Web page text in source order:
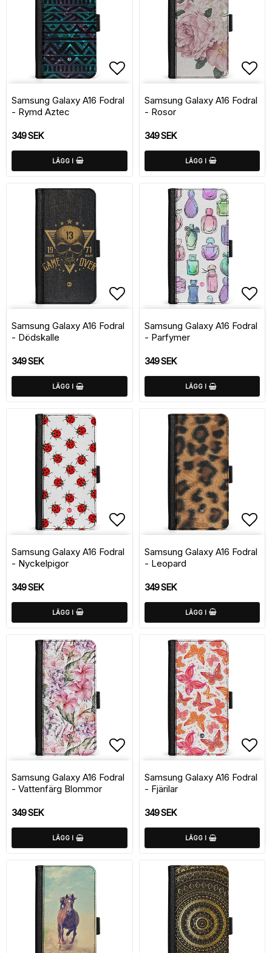
Lägg till i favoritlistan
Samsung Galaxy A16 Fodral
- Rymd Aztec
349 SEK
LÄGG I
Samsung Galaxy A16 Fodral
- Rosor
349 SEK
LÄGG I
Lägg till i favoritlistan
Samsung Galaxy A16 Fodral
- Dödskalle
349 SEK
LÄGG I
Samsung Galaxy A16 Fodral
- Parfymer
349 SEK
LÄGG I
Lägg till i favoritlistan
Samsung Galaxy A16 Fodral
- Nyckelpigor
349 SEK
LÄGG I
Samsung Galaxy A16 Fodral
- Leopard
349 SEK
LÄGG I
Lägg till i favoritlistan
Samsung Galaxy A16 Fodral
- Vattenfärg Blommor
349 SEK
LÄGG I
Samsung Galaxy A16 Fodral
- Fjärilar
349 SEK
LÄGG I